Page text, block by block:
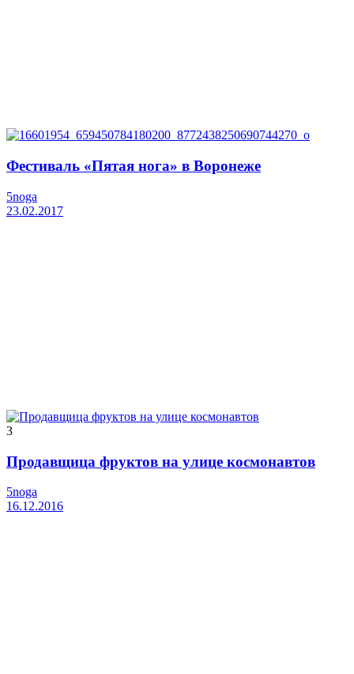
Фестиваль «Пятая нога» в Воронеже
5noga
23.02.2017
3
Продавщица фруктов на улице космонавтов
5noga
16.12.2016